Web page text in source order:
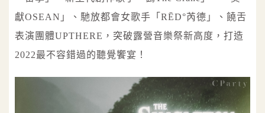
獻OSEAN」、馳放都會女歌手「RĒD°芮德」、饒舌
表演團體UPTHERE，突破露營音樂祭新高度，打造
2022最不容錯過的聽覺饗宴！